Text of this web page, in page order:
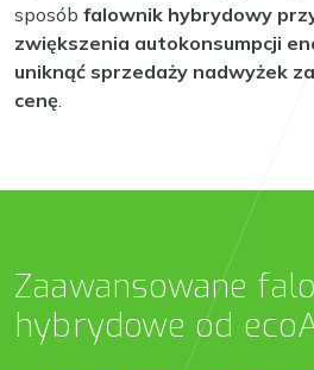
sposób falownik hybrydowy
zwiększenia autokonsumpcji
uniknąć sprzedaży nadwyżek
cenę.
Zaawansowane
hybrydowe od